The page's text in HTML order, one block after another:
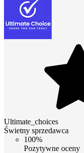
Ultimate_choices
Świetny sprzedawca
100%
Pozytywne oceny